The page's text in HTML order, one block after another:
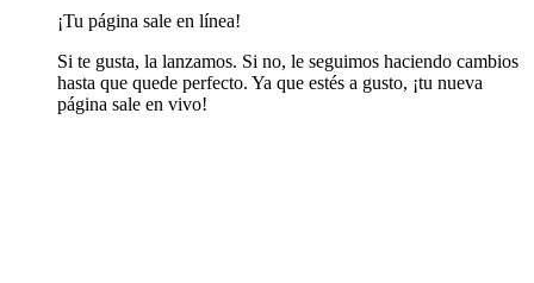
¡Tu página sale en línea!
Si te gusta, la lanzamos. Si no, le seguimos haciendo cambios
hasta que quede perfecto. Ya que estés a gusto, ¡tu nueva
página sale en vivo!